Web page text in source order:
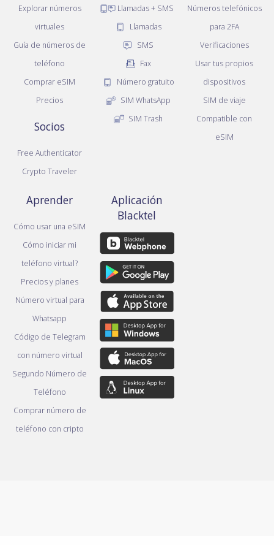
Explorar números
virtuales
Guía de números de
teléfono
Comprar eSIM
Precios
Socios
Free Authenticator
Crypto Traveler
Llamadas + SMS
Llamadas
SMS
Fax
Número gratuito
SIM WhatsApp
SIM Trash
Números telefónicos
para 2FA
Verificaciones
Usar tus propios
dispositivos
SIM de viaje
Compatible con
eSIM
Aprender
Cómo usar una eSIM
Cómo iniciar mi
teléfono virtual?
Precios y planes
Número virtual para
Whatsapp
Código de Telegram
con número virtual
Segundo Número de
Teléfono
Comprar número de
teléfono con cripto
Aplicación
Blacktel